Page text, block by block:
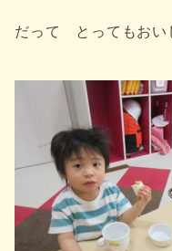
だって とってもおい